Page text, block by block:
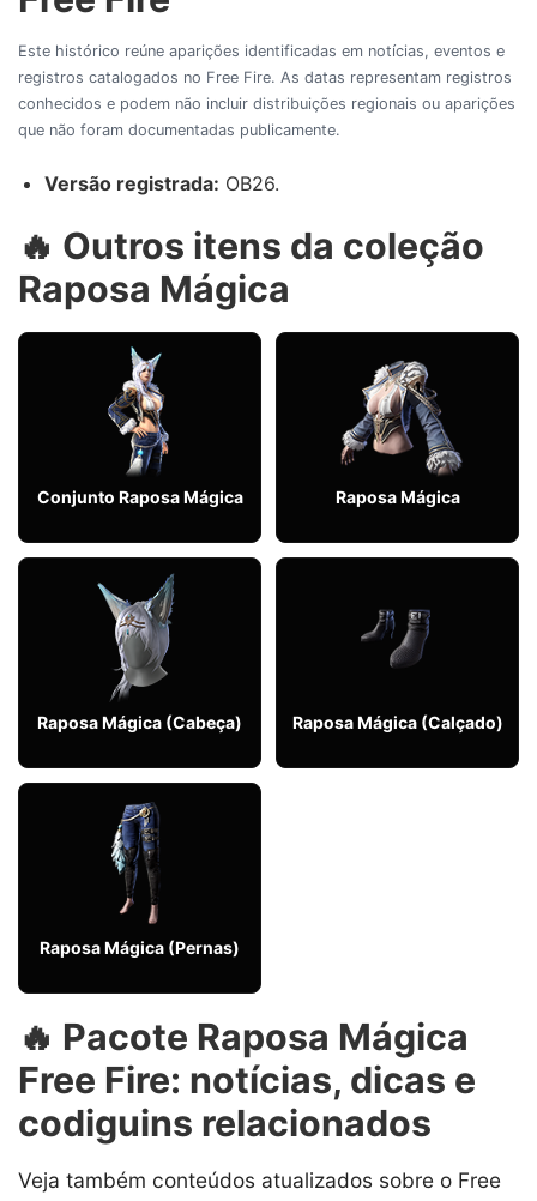
Este histórico reúne aparições identificadas em notícias, eventos e
registros catalogados no Free Fire. As datas representam registros
conhecidos e podem não incluir distribuições regionais ou aparições
que não foram documentadas publicamente.
Versão registrada: OB26.
🔥 Outros itens da coleção
Raposa Mágica
Conjunto Raposa Mágica Raposa Mágica
Raposa Mágica (Cabeça) Raposa Mágica (Calçado)
Raposa Mágica (Pernas)
🔥 Pacote Raposa Mágica
Free Fire: notícias, dicas e
codiguins relacionados
Veja também conteúdos atualizados sobre o Free